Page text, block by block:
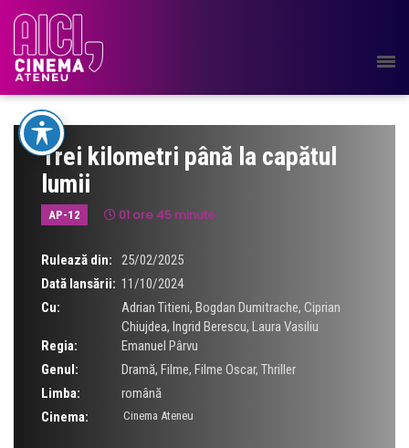
Trei kilometri până la capătul
lumii
AP-12 01 ore 45 minute
Rulează din:
25/02/2025
Dată lansării: 11/10/2024
Cu:
Adrian Titieni, Bogdan Dumitrache, Ciprian
Chiujdea, Ingrid Berescu, Laura Vasiliu
Regia:
Emanuel Pârvu
Genul:
Dramă, Filme, Filme Oscar, Thriller
Limba:
română
Cinema:
Cinema Ateneu